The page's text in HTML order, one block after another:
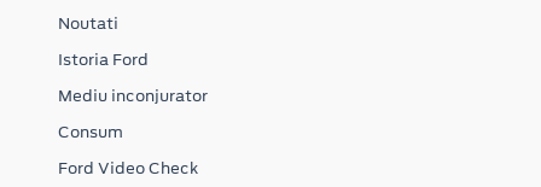
Noutati
Istoria Ford
Mediu inconjurator
Consum
Ford Video Check